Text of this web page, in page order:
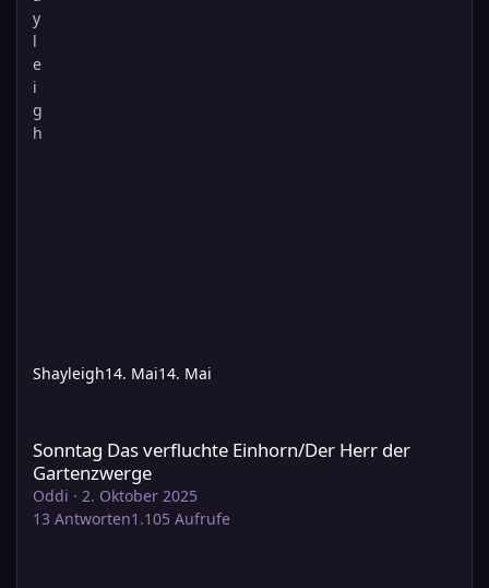
Shayleigh14. Mai14. Mai
Sonntag Das verfluchte Einhorn/Der Herr der
Gartenzwerge
Oddi · 2. Oktober 2025
13 Antworten1.105 Aufrufe